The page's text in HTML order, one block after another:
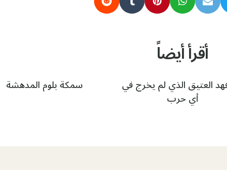
أقرأ أيضاً
العتيق الذي لم يخرج في
أي حرب
سمكة بلوم المدهشة